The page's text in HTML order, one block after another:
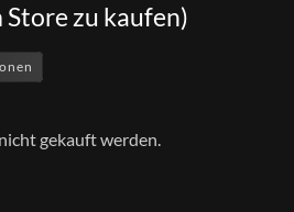
zu kaufen)
gekauft werden.